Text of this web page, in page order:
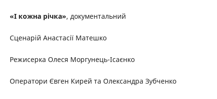
«І кожна річка», документальний
Сценарій Анастасії Матешко
Режисерка Олеся Моргунець-Ісаєнко
Оператори Євген Кирей та Олександра Зубченко